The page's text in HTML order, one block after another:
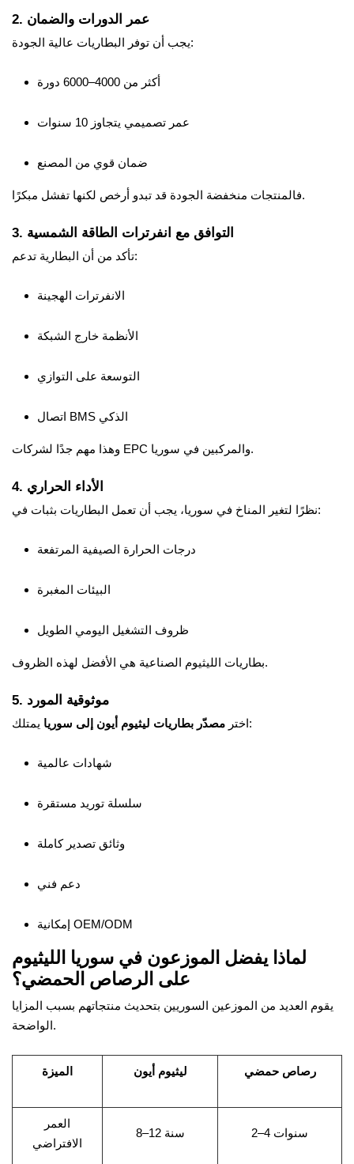
2. عمر الدورات والضمان
يجب أن توفر البطاريات عالية الجودة:
أكثر من 4000–6000 دورة
عمر تصميمي يتجاوز 10 سنوات
ضمان قوي من المصنع
فالمنتجات منخفضة الجودة قد تبدو أرخص لكنها تفشل مبكرًا.
3. التوافق مع انفرترات الطاقة الشمسية
تأكد من أن البطارية تدعم:
الانفرترات الهجينة
الأنظمة خارج الشبكة
التوسعة على التوازي
اتصال BMS الذكي
وهذا مهم جدًا لشركات EPC والمركبين في سوريا.
4. الأداء الحراري
نظرًا لتغير المناخ في سوريا، يجب أن تعمل البطاريات بثبات في:
درجات الحرارة الصيفية المرتفعة
البيئات المغبرة
ظروف التشغيل اليومي الطويل
بطاريات الليثيوم الصناعية هي الأفضل لهذه الظروف.
5. موثوقية المورد
اختر مصدّر بطاريات ليثيوم أيون إلى سوريا يمتلك:
شهادات عالمية
سلسلة توريد مستقرة
وثائق تصدير كاملة
دعم فني
إمكانية OEM/ODM
لماذا يفضل الموزعون في سوريا الليثيوم
على الرصاص الحمضي؟
يقوم العديد من الموزعين السوريين بتحديث منتجاتهم بسبب المزايا
الواضحة.
الميزة ليثيوم أيون رصاص حمضي
العمر
الافتراضي
8–12 سنة 2–4 سنوات